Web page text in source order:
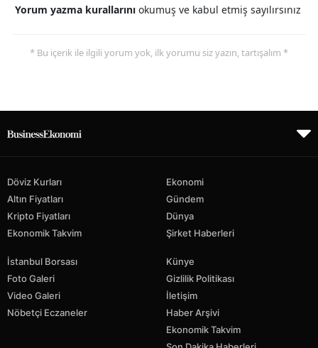
Yorum yazma kurallarını okumuş ve kabul etmiş sayılırsınız
* Bu içerik ile ilgili yorum yok, ilk yorumu siz yazın, tartışalım *
Döviz Kurları
Altın Fiyatları
Kripto Fiyatları
Ekonomik Takvim
Ekonomi
Gündem
Dünya
Şirket Haberleri
İstanbul Borsası
Foto Galeri
Video Galeri
Nöbetçi Eczaneler
Künye
Gizlilik Politikası
İletişim
Haber Arşivi
Ekonomik Takvim